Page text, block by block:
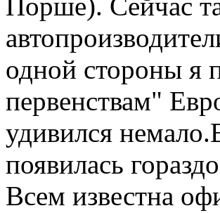
Порше). Сейчас
одной стороны я
первенствам"
удивился
появилась
Всем известна